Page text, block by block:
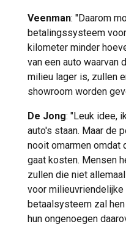
Veenman: "Daarom
betalingssysteem
kilometer minder
van een auto waarvan
milieu lager is, zullen
showroom worden
De Jong: "Leuk idee,
auto's staan. Maar de
nooit omarmen omdat
gaat kosten. Mensen
zullen die niet
voor milieuvriendelijke
betaalsysteem zal
hun ongenoegen